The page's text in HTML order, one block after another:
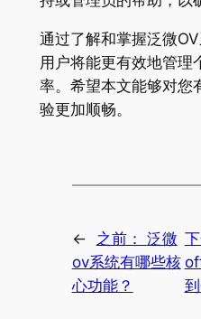
通过了解和掌握泛微
用户将能更有效地管理
率。希望本文能够对您
验更加顺畅。
← 之前： 泛微
ov系统有哪些核
心功能？